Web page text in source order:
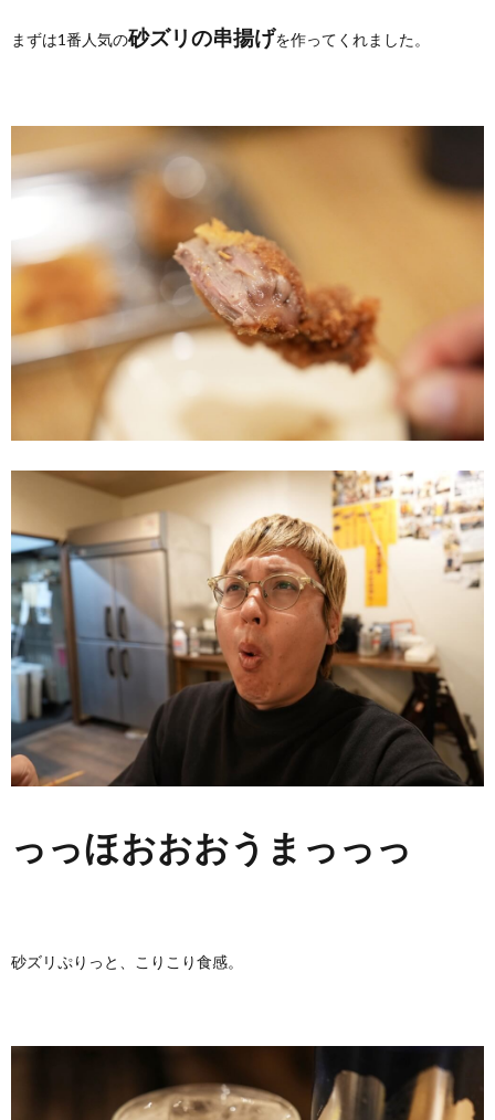
まずは1番人気の砂ズリの串揚げを作ってくれました。
っっほおおおうまっっっ
砂ズリぷりっと、こりこり食感。